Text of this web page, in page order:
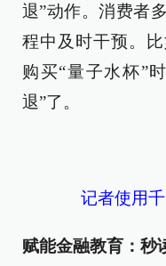
退”动作。消费者
程中及时干预。
购买“量子水杯”
退”了。
记者使用
赋能金融教育：秒